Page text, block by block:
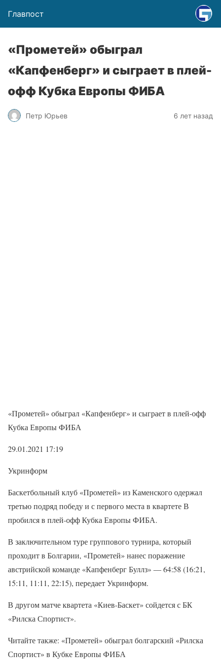
Главпост
«Прометей» обыграл
«Капфенберг» и сыграет в плей-
офф Кубка Европы ФИБА
Петр Юрьев 6 лет назад
«Прометей» обыграл «Капфенберг» и сыграет в плей-офф
Кубка Европы ФИБА
29.01.2021 17:19
Укринформ
Баскетбольный клуб «Прометей» из Каменского одержал
третью подряд победу и с первого места в квартете В
пробился в плей-офф Кубка Европы ФИБА.
В заключительном туре группового турнира, который
проходит в Болгарии, «Прометей» нанес поражение
австрийской команде «Капфенберг Буллз» — 64:58 (16:21,
15:11, 11:11, 22:15), передает Укринформ.
В другом матче квартета «Киев-Баскет» сойдется с БК
«Рилска Спортист».
Читайте также: «Прометей» обыграл болгарский «Рилска
Спортист» в Кубке Европы ФИБА